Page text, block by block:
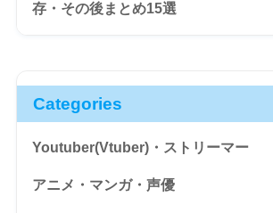
存・その後まとめ15選
Categories
Youtuber(Vtuber)・ストリーマー
アニメ・マンガ・声優